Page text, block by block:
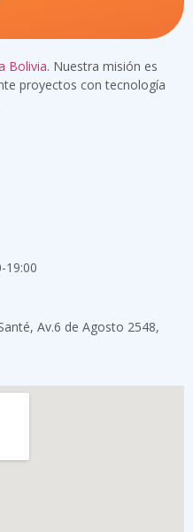
Bolivia. Nuestra misión es
proyectos con tecnología
19​:00
Av.6 de Agosto 2548,